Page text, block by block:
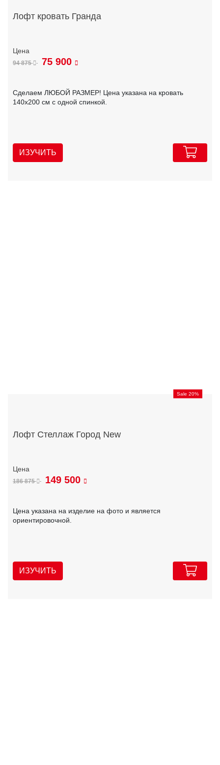
Лофт кровать Гранда
94 875 75 900
Сделаем ЛЮБОЙ РАЗМЕР! Цена указана на кровать
140х200 см с одной спинкой.
ИЗУЧИТЬ
Sale 20%
Лофт Стеллаж Город New
186 875 149 500
Цена указана на изделие на фото и является
ориентировочной.
ИЗУЧИТЬ